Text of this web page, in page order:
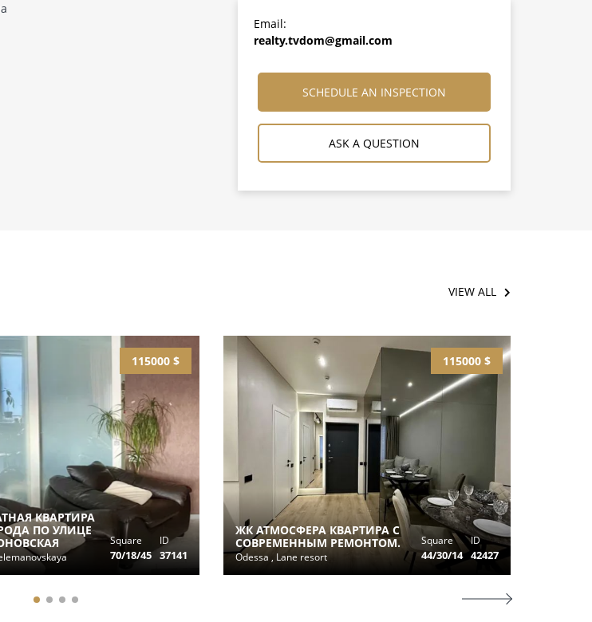
Email:
realty.tvdom@gmail.com
SCHEDULE AN INSPECTION
ASK A QUESTION
VIEW ALL
115000 $
КВАРТИРА
ПО УЛИЦЕ
Square
70/18/45
ID
37141
115000 $
ЖК АТМОСФЕРА КВАРТИРА С
СОВРЕМЕННЫМ РЕМОНТОМ.
Odessa , Lane resort
Square
44/30/14
ID
42427